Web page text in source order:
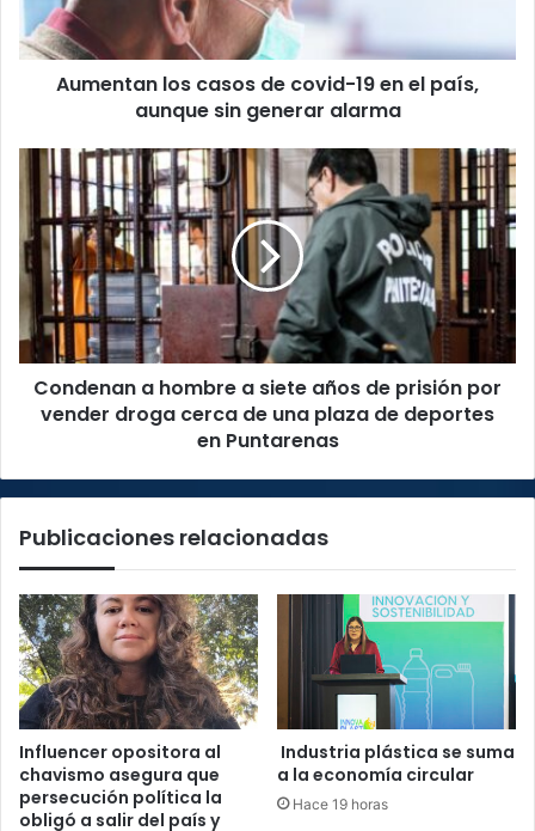
el
país,
aunque
alarma
Aumentan los casos de covid-19 en el país,
aunque sin generar alarma
Condenan
hombre
a
siete
años
de
prisión
por
vender
droga
una
de
Puntarenas
Condenan a hombre a siete años de prisión por
vender droga cerca de una plaza de deportes
en Puntarenas
Publicaciones relacionadas
Influencer opositora al
chavismo asegura que
persecución política la
obligó a salir del país y
Industria plástica se suma
a la economía circular
Hace 19 horas